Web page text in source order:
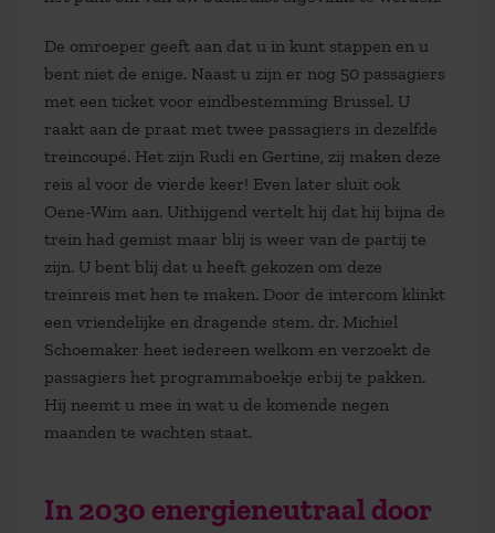
De omroeper geeft aan dat u in kunt stappen en u
bent niet de enige. Naast u zijn er nog 50 passagiers
met een ticket voor eindbestemming Brussel. U
raakt aan de praat met twee passagiers in dezelfde
treincoupé. Het zijn Rudi en Gertine, zij maken deze
reis al voor de vierde keer! Even later sluit ook
Oene-Wim aan. Uithijgend vertelt hij dat hij bijna de
trein had gemist maar blij is weer van de partij te
zijn. U bent blij dat u heeft gekozen om deze
treinreis met hen te maken. Door de intercom klinkt
een vriendelijke en dragende stem. dr. Michiel
Schoemaker heet iedereen welkom en verzoekt de
passagiers het programmaboekje erbij te pakken.
Hij neemt u mee in wat u de komende negen
maanden te wachten staat.
In 2030 energieneutraal door